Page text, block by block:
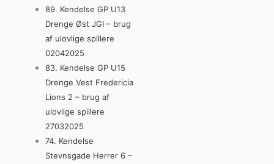
89. Kendelse GP U13
Drenge Øst JGI – brug
af ulovlige spillere
02042025
83. Kendelse GP U15
Drenge Vest Fredericia
Lions 2 – brug af
ulovlige spillere
27032025
74. Kendelse
Stevnsgade Herrer 6 –